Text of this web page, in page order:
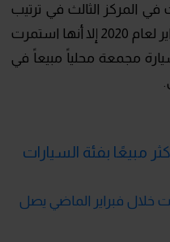
المركز الثالث في ترتيب
مبيعات إجمالي شهري يناير وفبراير لعام 2020 إلا أنها استمرت
مجمعة محلياً مبيعاً في
5" ضمن الأكثر مبيعًا بفئة السيارات
خلال فبراير الماضي يصل